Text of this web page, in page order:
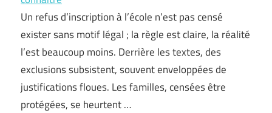
Un refus d’inscription à l’école n’est pas censé
exister sans motif légal ; la règle est claire, la réalité
l’est beaucoup moins. Derrière les textes, des
exclusions subsistent, souvent enveloppées de
justifications floues. Les familles, censées être
protégées, se heurtent …